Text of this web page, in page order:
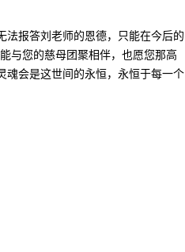
报答刘老师的恩德，只能在今后的
与您的慈母团聚相伴，也愿您那高
魂会是这世间的永恒，永恒于每一个